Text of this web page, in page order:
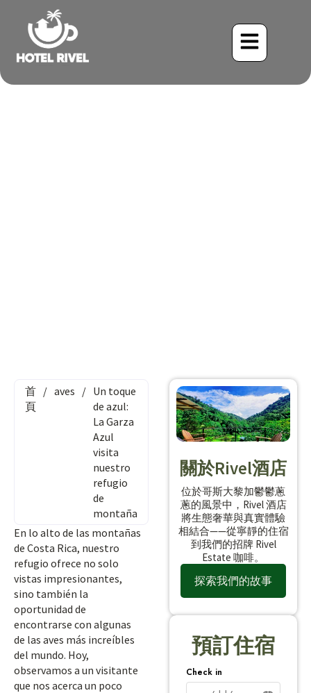
首
頁
/ aves / Un toque
de azul:
La Garza
Azul
visita
nuestro
refugio
de
montaña
En lo alto de las montañas
de Costa Rica, nuestro
refugio ofrece no solo
vistas impresionantes,
sino también la
oportunidad de
encontrarse con algunas
de las aves más increíbles
del mundo. Hoy,
observamos a un visitante
que nos acerca un poco
關於Rivel酒店
位於哥斯大黎加鬱鬱蔥
蔥的風景中，Rivel 酒店
將生態奢華與真實體驗
相結合——從寧靜的住宿
到我們的招牌 Rivel
Estate 咖啡。
探索我們的故事
預訂住宿
Check in